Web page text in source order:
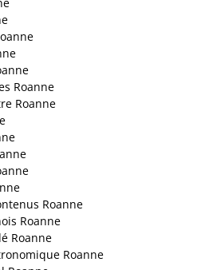
Roanne
Roanne
Roanne
Roanne
Roanne
Roanne